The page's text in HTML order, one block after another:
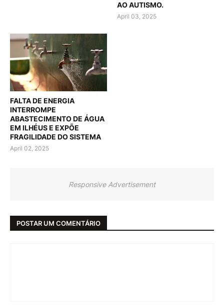
AO AUTISMO.
April 03, 2025
FALTA DE ENERGIA
INTERROMPE
ABASTECIMENTO DE ÁGUA
EM ILHÉUS E EXPÕE
FRAGILIDADE DO SISTEMA
April 02, 2025
Responsive Advertisement
POSTAR UM COMENTÁRIO